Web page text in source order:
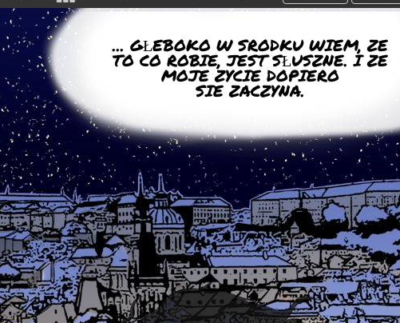
... GŁEBOKO W SRODKU WIEM, ZE
TO CO ROBIE, JEST SŁUSZNE. I ZE
MOJE ZYCIE DOPIERO
SIE ZACZYNA.